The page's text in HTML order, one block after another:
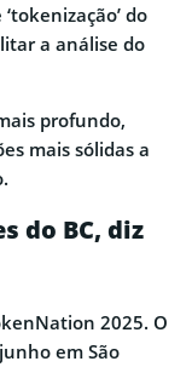
do
a análise do
profundo,
mais sólidas a
do BC, diz
2025. O
em São